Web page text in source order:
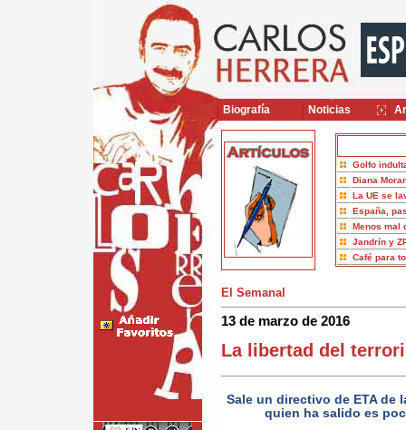
Golfo
Diana
La UE se
España,
Menos mal
Jandrín y
Café para
El Semanal
13 de marzo de 2016
La libertad del
Sale un directivo de ETA de
quien ha salido es
Biografía Noticias